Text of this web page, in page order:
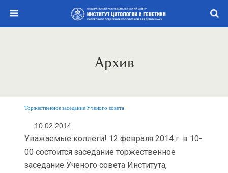
Архив
Торжественное заседание Ученого совета
10.02.2014
Уважаемые коллеги! 12 февраля 2014 г. в 10-
00 состоится заседание торжественное
заседание Ученого совета Института,